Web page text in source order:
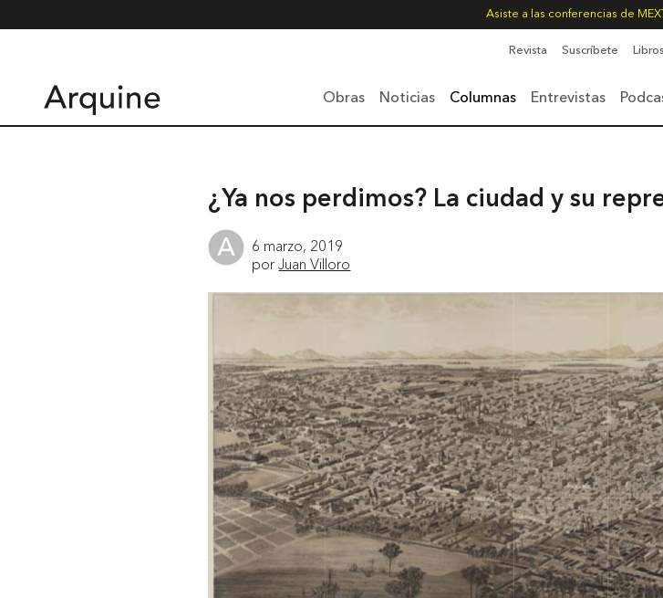
Asiste a las conferencias de
Revista Suscríbete Libros
Obras Noticias Columnas Entrevistas
¿Ya nos perdimos? La ciudad y su
6 marzo, 2019
porJuan Villoro